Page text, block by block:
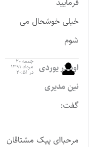
خیلی خوشحال می
شوم
اودلار یوردی
نین مدیری
گفت:
جمعه ۲۰
مرداد ۱۳۹۱
در ۲۰:۵۱
مرحباای پیک مشتاقان